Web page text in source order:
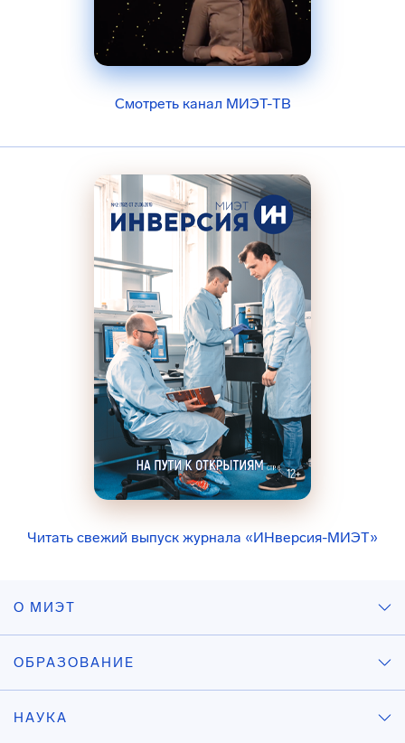
Смотреть канал МИЭТ-ТВ
Читать свежий выпуск журнала «ИНверсия-МИЭТ»
О МИЭТ
ОБРАЗОВАНИЕ
НАУКА